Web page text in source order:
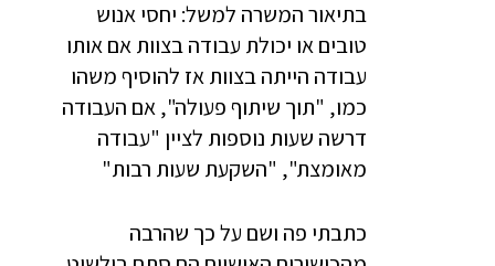
בתיאור המשרה למשל: יחסי אנוש
טובים או יכולת עבודה בצוות אם אותו
עבודה הייתה בצוות אז להוסיף משהו
כמו, "תוך שיתוף פעולה", אם העבודה
דרשה שעות נוספות לציין "עבודה
מאומצת", "השקעת שעות רבות"
כתבתי פה ושם על כך שהרבה